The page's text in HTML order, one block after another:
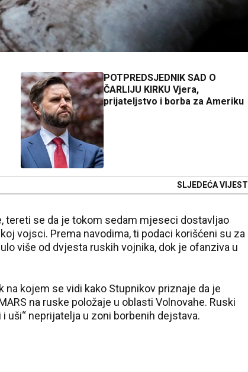
POTPREDSJEDNIK SAD O
ČARLIJU KIRKU Vjera,
prijateljstvo i borba za Ameriku
SLJEDEĆA VIJEST
tereti se da je tokom sedam mjeseci dostavljao
vojsci. Prema navodima, ti podaci korišćeni su za
više od dvjesta ruskih vojnika, dok je ofanziva u
na kojem se vidi kako Stupnikov priznaje da je
na ruske položaje u oblasti Volnovahe. Ruski
uši“ neprijatelja u zoni borbenih dejstava.